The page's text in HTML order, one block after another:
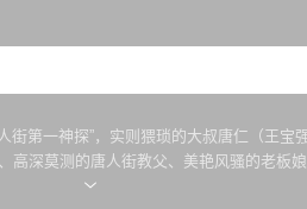
第一神探”，实则猥琐的大叔唐仁（王
莫测的唐人街教父、美艳风骚的老板
罪名这些逆天的任务？